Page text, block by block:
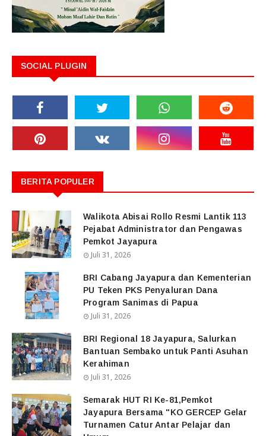
SOCIAL PLUGIN
BERITA POPULER
Walikota Abisai Rollo Resmi Lantik 113
Pejabat Administrator dan Pengawas
Pemkot Jayapura
Juli 31, 2026
BRI Cabang Jayapura dan Kementerian
PU Teken PKS Penyaluran Dana
Program Sanimas di Papua
Juli 31, 2026
BRI Regional 18 Jayapura, Salurkan
Bantuan Sembako untuk Panti Asuhan
Kerahiman
Juli 31, 2026
Semarak HUT RI Ke-81,Pemkot
Jayapura Bersama "KO GERCEP Gelar
Turnamen Catur Antar Pelajar dan